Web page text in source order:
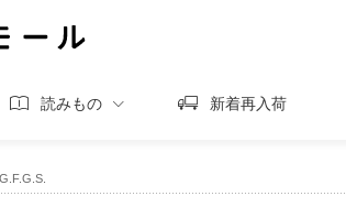
読みもの 新着再入荷
G.F.G.S.